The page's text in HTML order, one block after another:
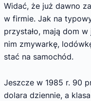
Widać, że już dawno
w firmie. Jak na
przystało, mają dom
nim zmywarkę,
stać na samochód.
Jeszcze w 1985 r. 90
dolara dziennie, a